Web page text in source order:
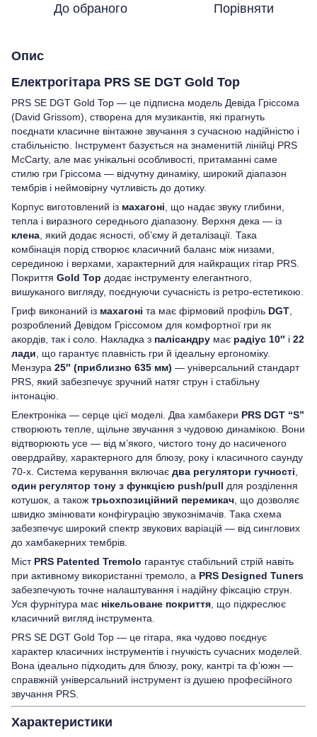
До обраного Порівняти
Опис
Електрогітара PRS SE DGT Gold Top
PRS SE DGT Gold Top — це підписна модель Девіда Гріссома
(David Grissom), створена для музикантів, які прагнуть
поєднати класичне вінтажне звучання з сучасною надійністю і
стабільністю. Інструмент базується на знаменитій лінійці PRS
McCarty, але має унікальні особливості, притаманні саме
стилю гри Гріссома — відчутну динаміку, широкий діапазон
тембрів і неймовірну чутливість до дотику.
Корпус виготовлений із махагоні , що надає звуку глибини,
тепла і виразного середнього діапазону. Верхня дека — із
клена , який додає ясності, об’єму й деталізації. Така
комбінація порід створює класичний баланс між низами,
серединою і верхами, характерний для найкращих гітар PRS.
Покриття Gold Top додає інструменту елегантного,
вишуканого вигляду, поєднуючи сучасність із ретро-естетикою.
Гриф виконаний із махагоні та має фірмовий профіль DGT
розроблений Девідом Гріссомом для комфортної гри як
акордів, так і соло. Накладка з палісандру має радіус 10″ і 22
лади , що гарантує плавність гри й ідеальну ергономіку.
Мензура 25″ (приблизно 635 мм) — універсальний стандарт
PRS, який забезпечує зручний натяг струн і стабільну
інтонацію.
Електроніка — серце цієї моделі. Два хамбакери PRS DGT “S”
створюють тепле, щільне звучання з чудовою динамікою. Вони
відтворюють усе — від м’якого, чистого тону до насиченого
овердрайву, характерного для блюзу, року і класичного саунду
70-х. Система керування включає два регулятори гучності
один регулятор тону з функцією push/pull для розділення
котушок, а також трьохпозиційний перемикач , що дозволяє
швидко змінювати конфігурацію звукознімачів. Така схема
забезпечує широкий спектр звукових варіацій — від синглових
до хамбакерних тембрів.
Міст PRS Patented Tremolo гарантує стабільний стрій навіть
при активному використанні тремоло, а PRS Designed Tuners
забезпечують точне налаштування і надійну фіксацію струн.
Уся фурнітура має нікельоване покриття , що підкреслює
класичний вигляд інструмента.
PRS SE DGT Gold Top — це гітара, яка чудово поєднує
характер класичних інструментів і гнучкість сучасних моделей.
Вона ідеально підходить для блюзу, року, кантрі та ф’южн —
справжній універсальний інструмент із душею професійного
звучання PRS.
Характеристики